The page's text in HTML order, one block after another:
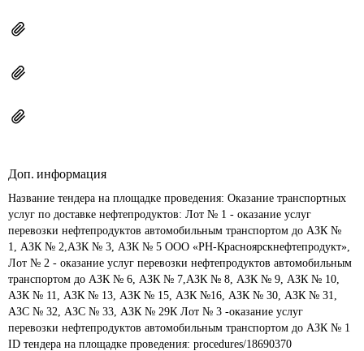
Доп. информация
Название тендера на площадке проведения: Оказание транспортных
услуг по доставке нефтепродуктов: Лот № 1 - оказание услуг
перевозки нефтепродуктов автомобильным транспортом до АЗК №
1, АЗК № 2,АЗК № 3, АЗК № 5 ООО «РН-Красноярскнефтепродукт»,
Лот № 2 - оказание услуг перевозки нефтепродуктов автомобильным
транспортом до АЗК № 6, АЗК № 7,АЗК № 8, АЗК № 9, АЗК № 10,
АЗК № 11, АЗК № 13, АЗК № 15, АЗК №16, АЗК № 30, АЗК № 31,
АЗС № 32, АЗС № 33, АЗК № 29К Лот № 3 -оказание услуг
перевозки нефтепродуктов автомобильным транспортом до АЗК № 1
ID тендера на площадке проведения: procedures/18690370